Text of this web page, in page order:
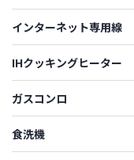
インターネット専用線
IHクッキングヒーター
ガスコンロ
食洗機